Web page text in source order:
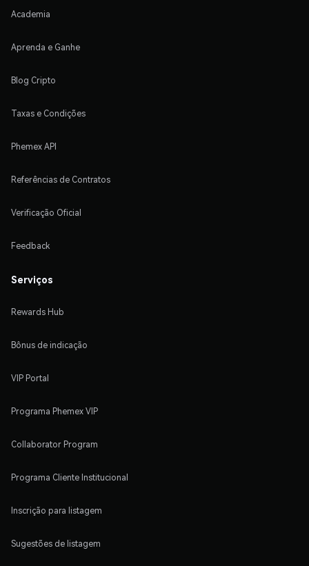
Academia
Aprenda e Ganhe
Blog Cripto
Taxas e Condições
Phemex API
Referências de Contratos
Verificação Oficial
Feedback
Serviços
Rewards Hub
Bônus de indicação
VIP Portal
Programa Phemex VIP
Collaborator Program
Programa Cliente Institucional
Inscrição para listagem
Sugestões de listagem